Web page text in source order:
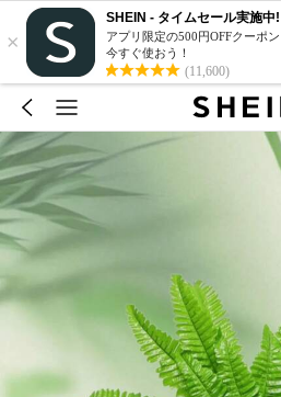
×
SHEIN - タイムセール実施中!
アプリ限定の500円OFFクーポン
今すぐ使おう！
(11,600)